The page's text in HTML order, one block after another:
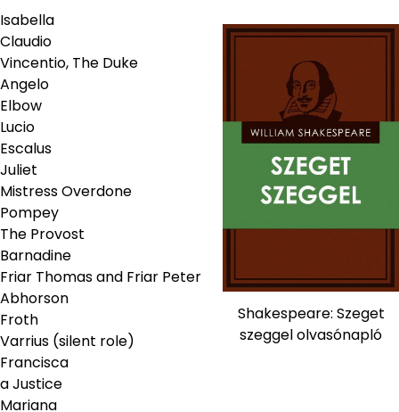
Shakespeare: Szeget
szeggel olvasónapló
Isabella
Claudio
Vincentio, The Duke
Angelo
Elbow
Lucio
Escalus
Juliet
Mistress Overdone
Pompey
The Provost
Barnadine
Friar Thomas and Friar Peter
Abhorson
Froth
Varrius (silent role)
Francisca
a Justice
Mariana